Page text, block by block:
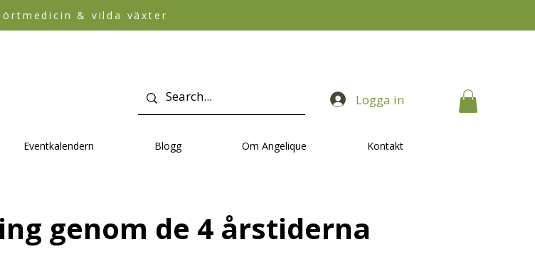
& vilda växter
Eventkalendern Blogg Om Angelique Kontakt
Logga in
genom de 4 årstiderna